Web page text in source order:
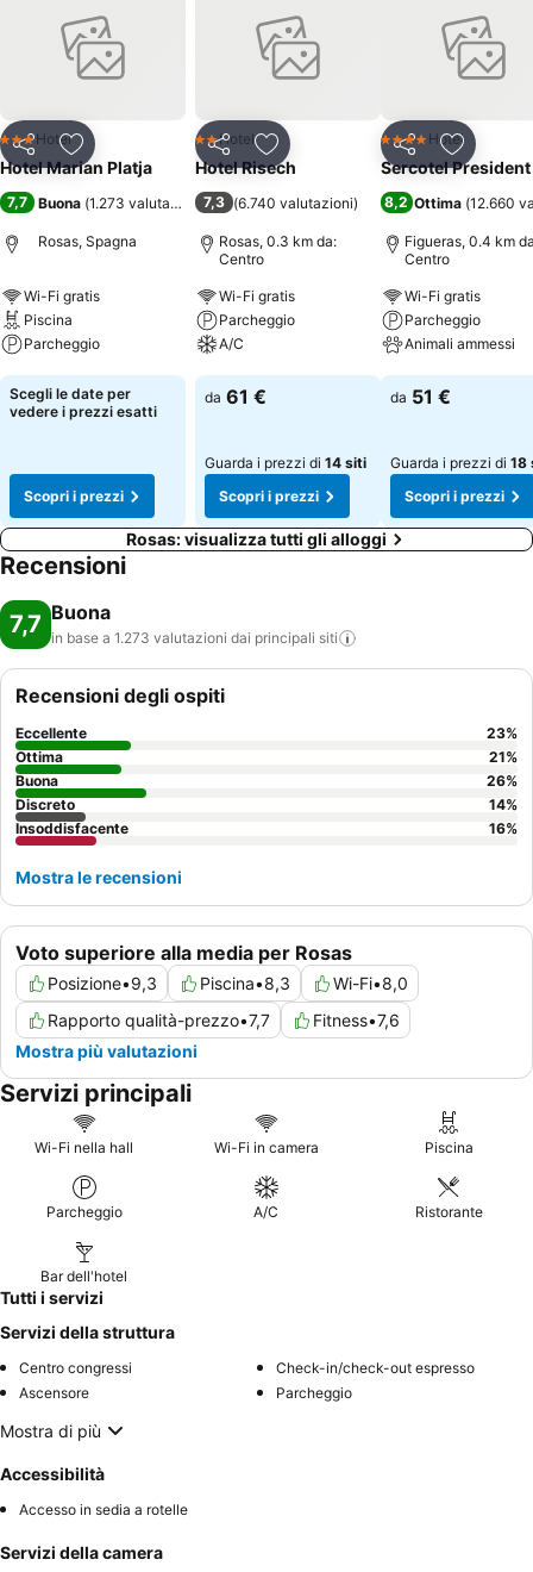
CondividiAggiungi ai preferiti
3 StelleHotel
Hotel Marian Platja
7,7 Buona (1.273 valutazioni )
Rosas, Spagna
Wi-Fi gratis
Piscina
Parcheggio
Scopri i prezzi
Scegli le date per
vedere i prezzi esatti
Scopri i prezzi
CondividiAggiungi ai preferiti
2 Stelle
Hotel
Hotel Risech
7,3 (6.740 valutazioni)
Rosas, 0.3 km da:
Centro
Wi-Fi gratis
Parcheggio
A/C
Scopri i prezzi
da 61 €
Guarda i prezzi di 14 siti
Scopri i prezzi
Condividi
4 StelleHotel
Sercotel President
8,2 Ottima (12.660
Figueras, 0.4 km
Centro
Wi-Fi gratis
Parcheggio
Animali ammessi
Scopri i prezzi
da 51 €
Guarda i prezzi di 18
Scopri i prezzi
Rosas: visualizza tutti gli alloggi
Recensioni
7,7 Buona
in base a 1.273 valutazioni dai principali siti
Voto superiore alla media per Rosas
Posizione•9,3 Piscina•8,3 Wi-Fi•8,0
Rapporto qualità-prezzo•7,7 Fitness•7,6
Mostra più valutazioni
Recensioni degli ospiti
Eccellente 23%
Ottima
21%
Buona
26%
Discreto
14%
Insoddisfacente
16%
Mostra le recensioni
Servizi principali
Wi-Fi nella hall Wi-Fi in camera Piscina
Parcheggio A/C Ristorante
Bar dell'hotel
Tutti i servizi
Servizi della struttura
Centro congressi
Check-in/check-out espresso
Ascensore
Parcheggio
Mostra di più
Accessibilità
Accesso in sedia a rotelle
Servizi della camera